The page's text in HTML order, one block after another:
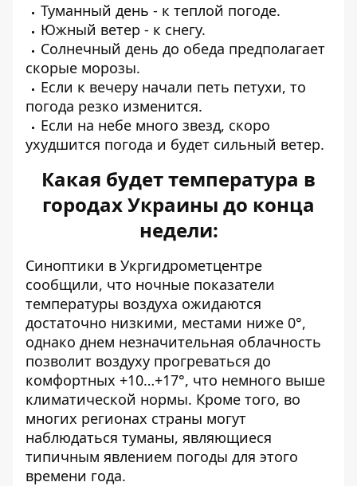
Туманный день - к теплой погоде.
Южный ветер - к снегу.
Солнечный день до обеда предполагает
скорые морозы.
Если к вечеру начали петь петухи, то
погода резко изменится.
Если на небе много звезд, скоро
ухудшится погода и будет сильный ветер.
Какая будет температура в
городах Украины до конца
недели:
Синоптики в Укргидрометцентре
сообщили, что ночные показатели
температуры воздуха ожидаются
достаточно низкими, местами ниже 0°,
однако днем ​​незначительная облачность
позволит воздуху прогреваться до
комфортных +10…+17°, что немного выше
климатической нормы. Кроме того, во
многих регионах страны могут
наблюдаться туманы, являющиеся
типичным явлением погоды для этого
времени года.